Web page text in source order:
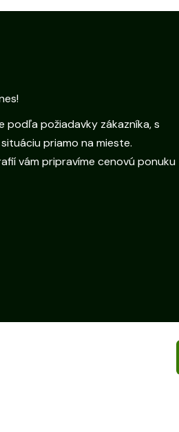
podľa požiadavky zákazníka, s
priamo na mieste.
vám pripravíme cenovú ponuku